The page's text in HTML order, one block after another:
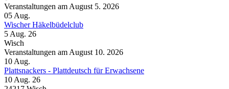
Veranstaltungen am August 5. 2026
05 Aug.
Wischer Häkelbüdelclub
5 Aug. 26
Wisch
Veranstaltungen am August 10. 2026
10 Aug.
Plattsnackers - Plattdeutsch für Erwachsene
10 Aug. 26